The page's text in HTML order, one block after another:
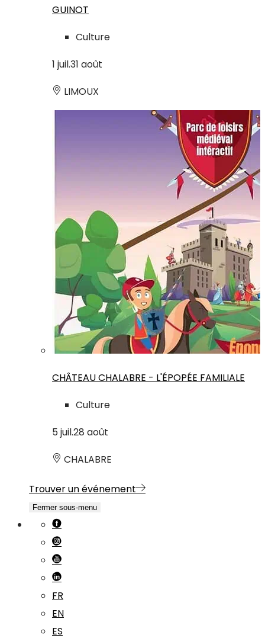
GUINOT
Culture
1 juil.31 août
LIMOUX
CHÂTEAU CHALABRE - L'ÉPOPÉE FAMILIALE
Culture
5 juil.28 août
CHALABRE
Trouver un événement
Fermer sous-menu
FR
EN
ES